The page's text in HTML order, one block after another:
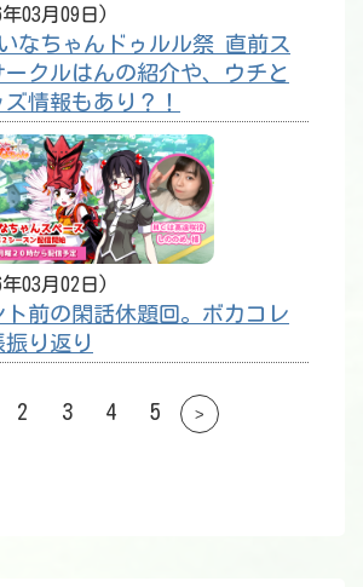
年03月09日
なちゃんドゥルル祭 直前ス
クルはんの紹介や、ウチと
情報もあり？！
年03月02日
前の閑話休題回。ボカコレ
り返り
2 3 4 5 >